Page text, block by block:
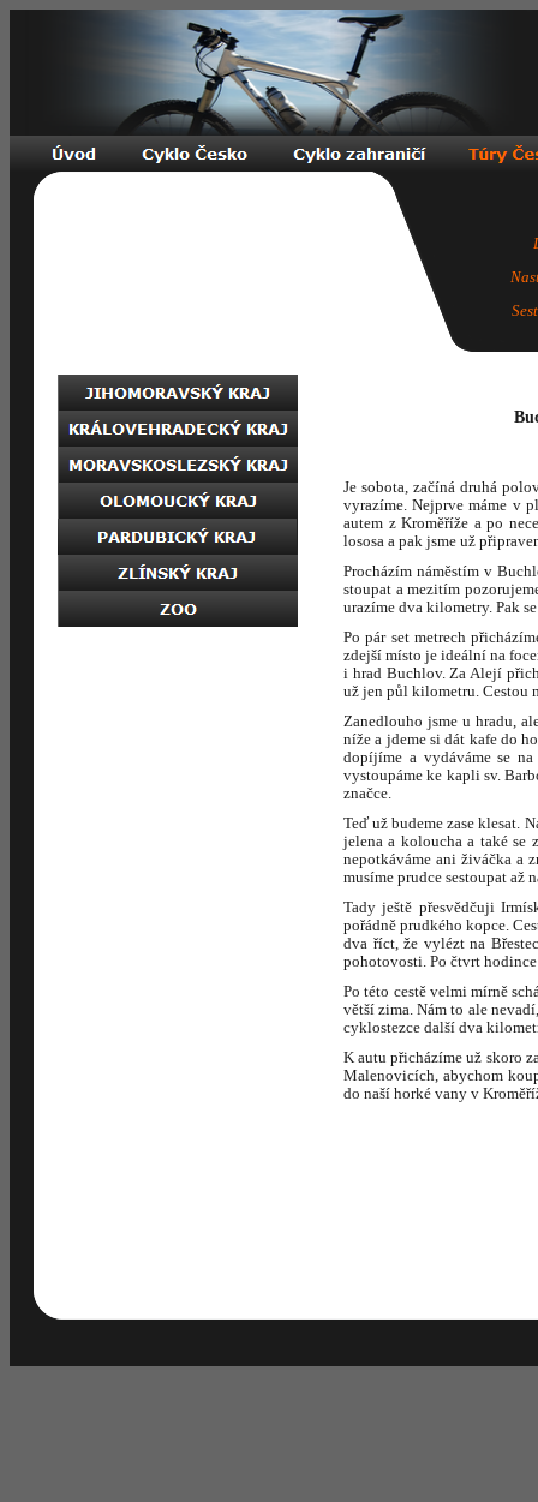
Je sobota, začíná druhá
vyrazíme. Nejprve máme v
autem z Kroměříže a po
lososa a pak jsme už
Procházím náměstím v
stoupat a mezitím
urazíme dva kilometry. Pak
Po pár set metrech
zdejší místo je ideální na
i hrad Buchlov. Za Alejí
už jen půl kilometru. Cestou
Zanedlouho jsme u hradu,
níže a jdeme si dát kafe do
dopíjíme a vydáváme se na
vystoupáme ke kapli sv.
značce.
Teď už budeme zase klesat.
jelena a koloucha a také se
nepotkáváme ani živáčka a
musíme prudce sestoupat až
Tady ještě přesvědčuji
pořádně prudkého kopce.
dva říct, že vylézt na
pohotovosti. Po čtvrt hodince
Po této cestě velmi mírně
větší zima. Nám to ale
cyklostezce další dva
K autu přicházíme už skoro
Malenovicích, abychom
do naší horké vany v